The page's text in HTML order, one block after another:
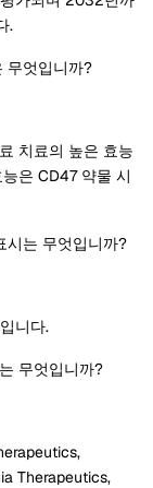
.
무엇입니까?
치료의 높은 효능
은 CD47 약물 시
시는 무엇입니까?
니다.
무엇입니까?
Therapeutics,